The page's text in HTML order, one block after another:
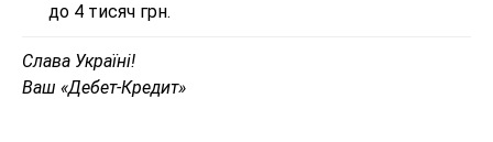
до 4 тисяч грн.
Слава Україні!
Ваш «Дебет-Кредит»